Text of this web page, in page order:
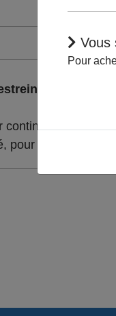
:
continuer à
pour lire la suite,
Vous
Pour